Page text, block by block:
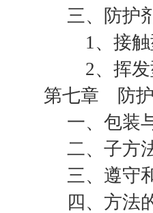
三、防护
1、接触
2、挥发
第七章 防
一、包装
二、子方
三、遵守
四、方法